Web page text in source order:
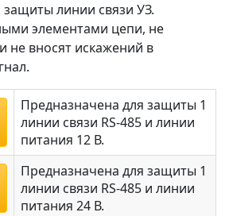
защиты линии связи УЗ.
элементами цепи, не
не вносят искажений в
Предназначена для защиты 1
линии связи RS-485 и линии
питания 12 В.
Предназначена для защиты 1
линии связи RS-485 и линии
питания 24 В.